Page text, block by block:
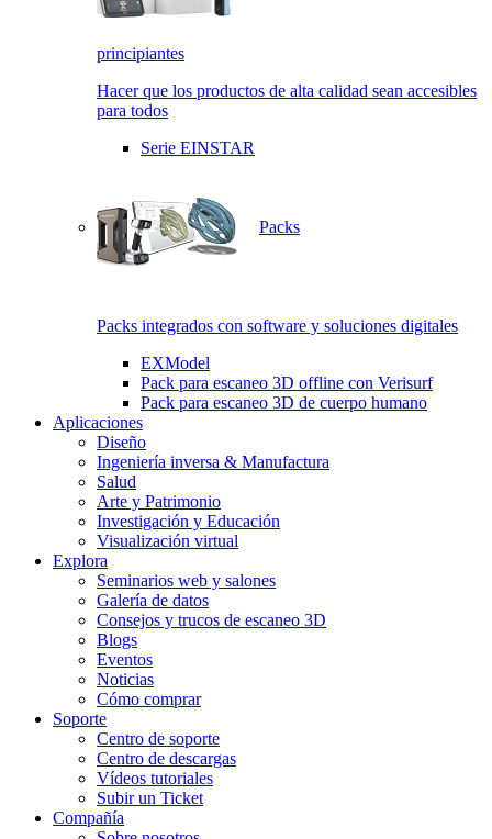
principiantes
Hacer que los productos de alta calidad sean accesibles
para todos
Serie EINSTAR
Packs
Packs integrados con software y soluciones digitales
EXModel
Pack para escaneo 3D offline con Verisurf
Pack para escaneo 3D de cuerpo humano
Aplicaciones
Diseño
Ingeniería inversa & Manufactura
Salud
Arte y Patrimonio
Investigación y Educación
Visualización virtual
Explora
Seminarios web y salones
Galería de datos
Consejos y trucos de escaneo 3D
Blogs
Eventos
Noticias
Cómo comprar
Soporte
Centro de soporte
Centro de descargas
Vídeos tutoriales
Subir un Ticket
Compañía